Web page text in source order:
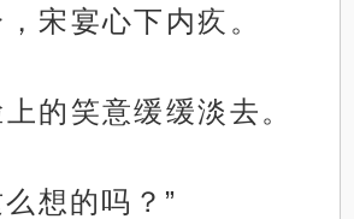
宋宴心下内疚。
的笑意缓缓淡去。
想的吗？”